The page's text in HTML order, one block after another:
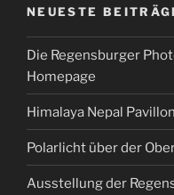
NEUESTE
Die Regensburger
Homepage
Himalaya Nepal
Polarlicht über der
Ausstellung der